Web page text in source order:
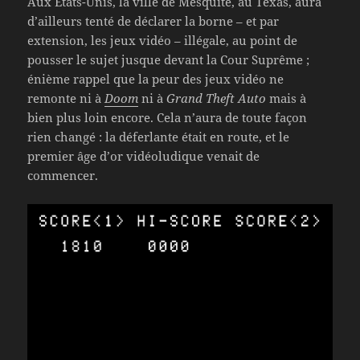
d’ailleurs tenté de déclarer la borne – et par
extension, les jeux vidéo – illégale, au point de
pousser le sujet jusque devant la Cour Suprême ;
énième rappel que la peur des jeux vidéo ne
remonte ni à Doom ni àGrand Theft Auto mais à
bien plus loin encore. Cela n’aura de toute façon
rien changé : la déferlante était en route, et le
premier âge d’or vidéoludique venait de
commencer.